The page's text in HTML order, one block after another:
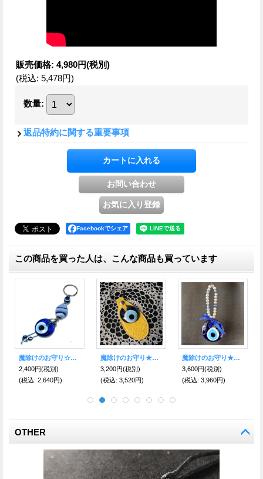
販売価格: 4,980円(税別)
(税込: 5,478円)
数量:
返品特約に関する重要事項
Facebookでシェア
この商品を買った人は、こんな商品も買っています
魔除けのお守り★ナザールボンジュウ★レザーキーリング【イエロー】
(税別)
3,520円)
魔除けのお守り★ナザールボンジュウ★飾りリボンM
(税別)
3,960円)
魔除けのお守り☆ナザールボンジュウキーホルダー C
(税別)
2,640円)
OTHER